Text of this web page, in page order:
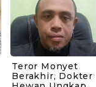
Teror Monyet
Berakhir, Dokter